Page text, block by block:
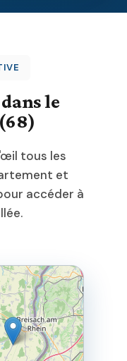
le
tous les
et
accéder à